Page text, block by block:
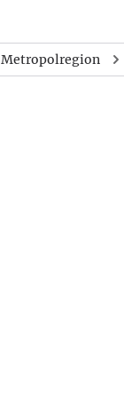
Metropolregion